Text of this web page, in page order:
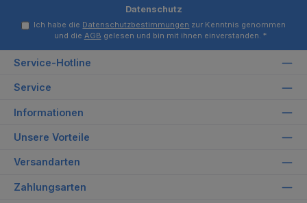
Datenschutz
Ich habe die Datenschutzbestimmungen zur Kenntnis genommen
und die AGB gelesen und bin mit ihnen einverstanden. *
Service-Hotline
Service
Informationen
Unsere Vorteile
Versandarten
Zahlungsarten